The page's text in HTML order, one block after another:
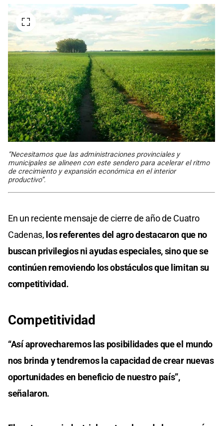
“Necesitamos que las administraciones provinciales y
municipales se alineen con este sendero para acelerar el ritmo
de crecimiento y expansión económica en el interior
productivo”.
En un reciente mensaje de cierre de año de Cuatro
Cadenas, los referentes del agro destacaron que no
buscan privilegios ni ayudas especiales, sino que se
continúen removiendo los obstáculos que limitan su
competitividad.
Competitividad
“Así aprovecharemos las posibilidades que el mundo
nos brinda y tendremos la capacidad de crear nuevas
oportunidades en beneficio de nuestro país”,
señalaron.